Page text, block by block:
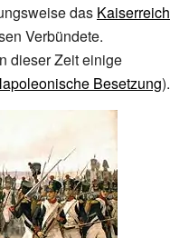
das Kaiserreich
Verbündete.
dieser Zeit einige
Besetzung).